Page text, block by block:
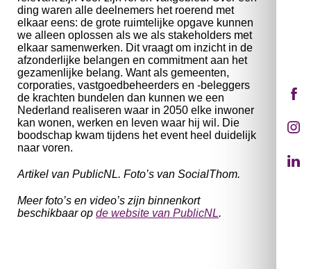
ding waren alle deelnemers het roerend met
elkaar eens: de grote ruimtelijke opgave kunnen
we alleen oplossen als we als stakeholders met
elkaar samenwerken. Dit vraagt om inzicht in de
afzonderlijke belangen en commitment aan het
gezamenlijke belang. Want als gemeenten,
corporaties, vastgoedbeheerders en -beleggers
de krachten bundelen dan kunnen we een
Nederland realiseren waar in 2050 elke inwoner
kan wonen, werken en leven waar hij wil. Die
boodschap kwam tijdens het event heel duidelijk
naar voren.
Artikel van PublicNL. Foto’s van SocialThom.
Meer foto’s en video’s zijn binnenkort
beschikbaar op de website van PublicNL.